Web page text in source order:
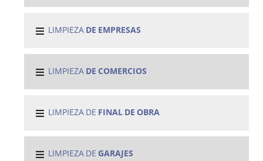
LIMPIEZA DE EMPRESAS
LIMPIEZA DE COMERCIOS
LIMPIEZA DE FINAL DE OBRA
LIMPIEZA DE GARAJES